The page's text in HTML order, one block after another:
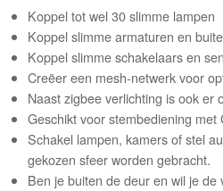
Koppel tot wel 30 slimme lampen
Koppel slimme armaturen en
Koppel slimme schakelaars en
Creëer een mesh-netwerk voor
Naast zigbee verlichting is ook er
Geschikt voor stembediening
Schakel lampen, kamers of stel
gekozen sfeer worden gebracht.
Ben je buiten de deur en wil je